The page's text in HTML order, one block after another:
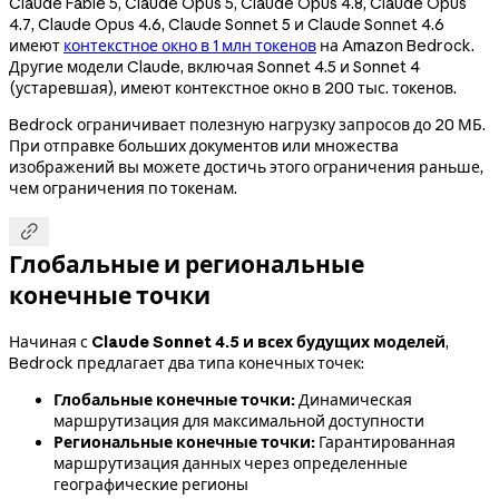
4.7, Claude Opus 4.6, Claude Sonnet 5 и Claude Sonnet 4.6
имеют контекстное окно в 1 млн токенов на Amazon Bedrock.
Другие модели Claude, включая Sonnet 4.5 и Sonnet 4
(устаревшая), имеют контекстное окно в 200 тыс. токенов.
Bedrock ограничивает полезную нагрузку запросов до 20 МБ.
При отправке больших документов или множества
изображений вы можете достичь этого ограничения раньше,
чем ограничения по токенам.

Глобальные и региональные
конечные точки
Начиная с Claude Sonnet 4.5 и всех будущих моделей,
Bedrock предлагает два типа конечных точек:
Глобальные конечные точки:Динамическая
маршрутизация для максимальной доступности
Региональные конечные точки: Гарантированная
маршрутизация данных через определенные
географические регионы